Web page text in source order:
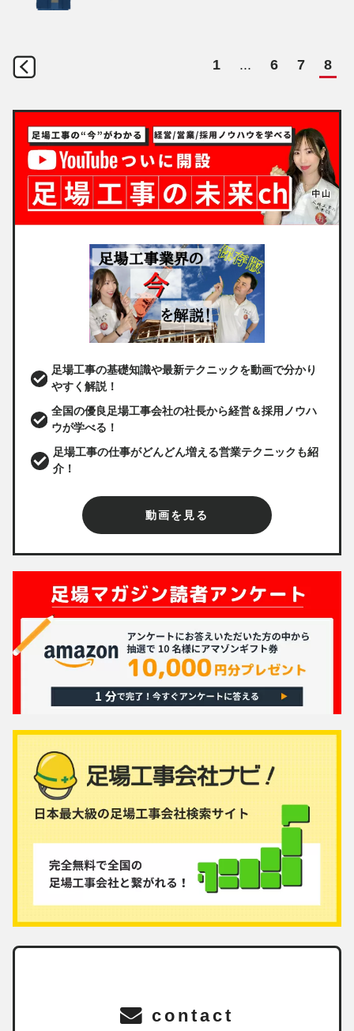
1 ... 6 7 8
足場工事の基礎知識や最新テクニックを動画で分かり
やすく解説！
全国の優良足場工事会社の社長から経営＆採用ノウハ
ウが学べる！
足場工事の仕事がどんどん増える営業テクニックも紹
介！
動画を見る
contact